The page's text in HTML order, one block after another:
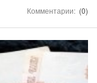
Комментарии: (0)